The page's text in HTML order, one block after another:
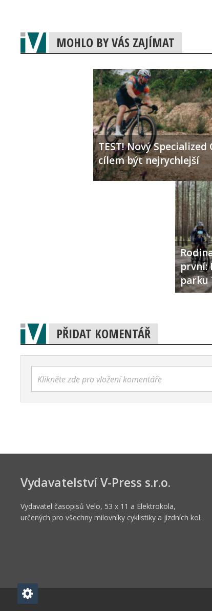
MOHLO BY VÁS ZAJÍMAT
TEST! Nový Specialized
cílem být nejrychlejší
první:
parku
PŘIDAT KOMENTÁŘ
Klikněte zde pro vložení komentáře
Vydavatelství V-Press s.r.o.
Vydavatel časopisů Velo, 53 x 11 a Elektrokola,
určených pro všechny milovníky cyklistiky a jízdních kol.